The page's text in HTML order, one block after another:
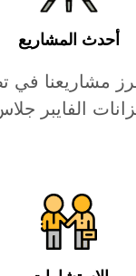
أحدث المشاريع
مشاريعنا في
الفايبر